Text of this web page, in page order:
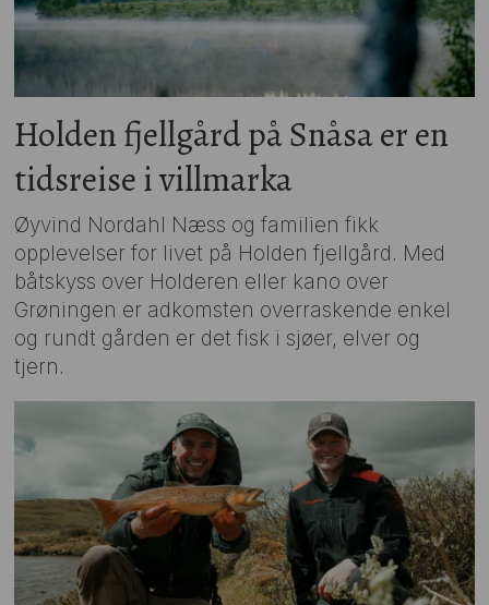
Holden fjellgård på Snåsa er en
tidsreise i villmarka
Øyvind Nordahl Næss og familien fikk
opplevelser for livet på Holden fjellgård. Med
båtskyss over Holderen eller kano over
Grøningen er adkomsten overraskende enkel
og rundt gården er det fisk i sjøer, elver og
tjern.